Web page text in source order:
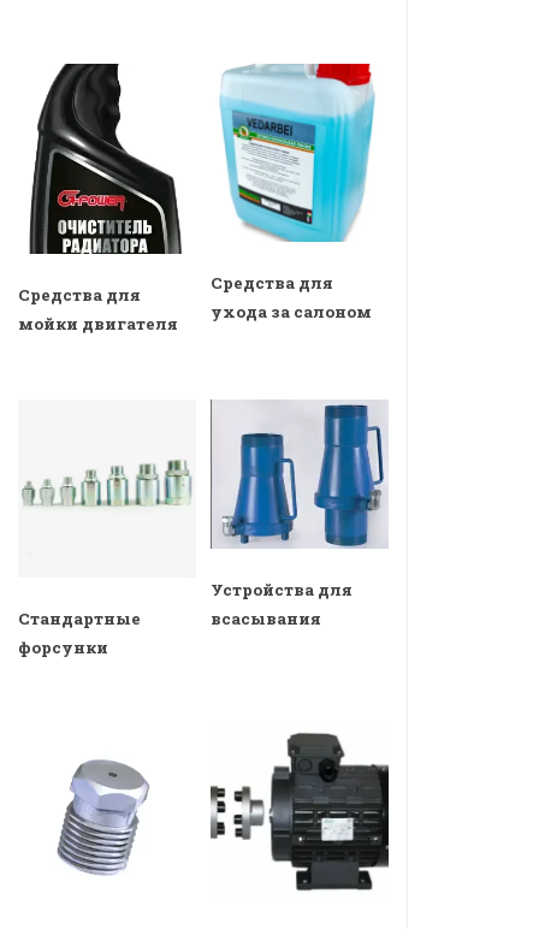
Средства для
мойки двигателя
Средства для
ухода за салоном
Стандартные
форсунки
Устройства для
всасывания